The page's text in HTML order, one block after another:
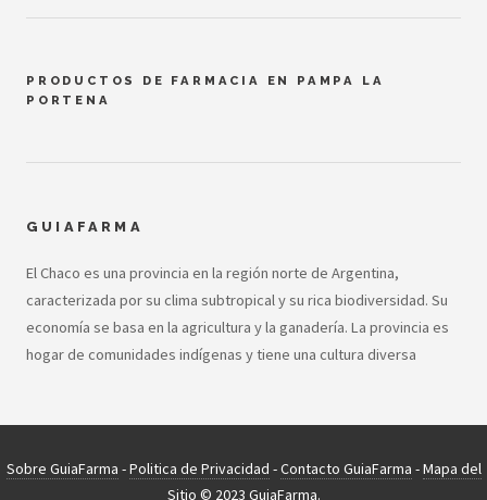
PRODUCTOS DE FARMACIA EN PAMPA LA
PORTENA
GUIAFARMA
El Chaco es una provincia en la región norte de Argentina,
caracterizada por su clima subtropical y su rica biodiversidad. Su
economía se basa en la agricultura y la ganadería. La provincia es
hogar de comunidades indígenas y tiene una cultura diversa
Sobre GuiaFarma -Politica de Privacidad -Contacto GuiaFarma -Mapa del
Sitio © 2023 GuiaFarma.